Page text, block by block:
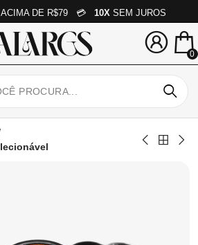
ACIMA DE R$79 💳 10X SEM JUROS
0